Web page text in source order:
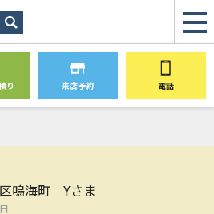
り 来店予約 電話
鳴海町 Yさま